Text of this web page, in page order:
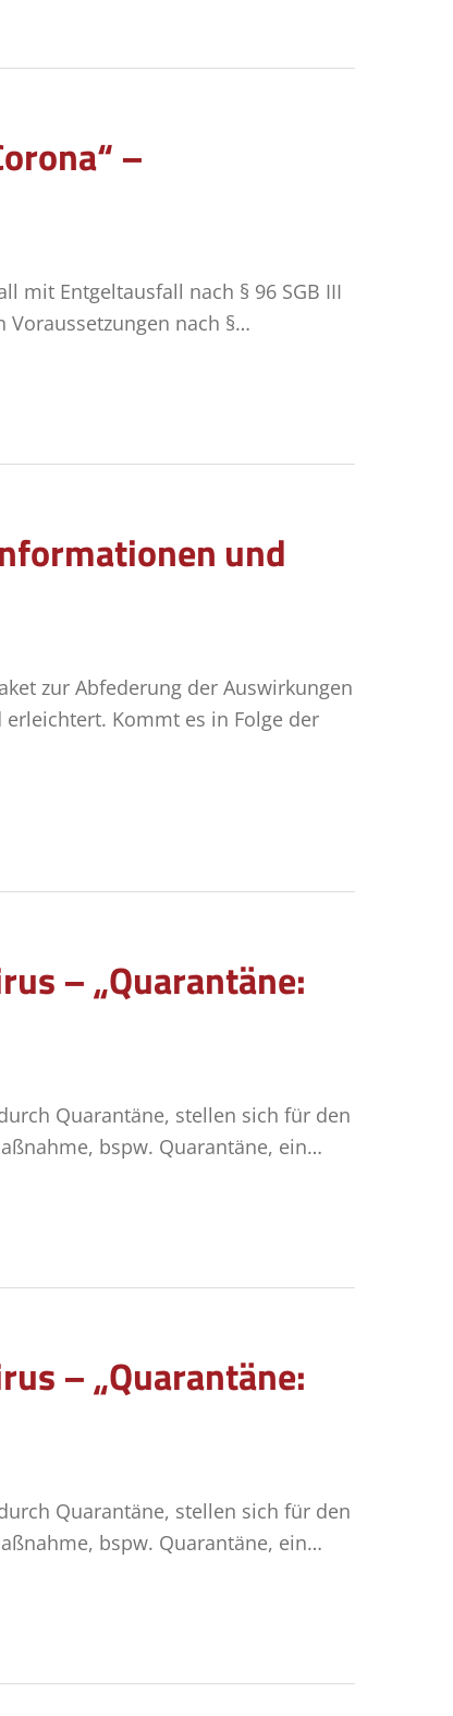
–
mit Entgeltausfall nach § 96 SGB III
Voraussetzungen nach §…
und
zur Abfederung der Auswirkungen
Kommt es in Folge der
– „Quarantäne:
Quarantäne, stellen sich für den
bspw. Quarantäne, ein…
– „Quarantäne:
Quarantäne, stellen sich für den
bspw. Quarantäne, ein…